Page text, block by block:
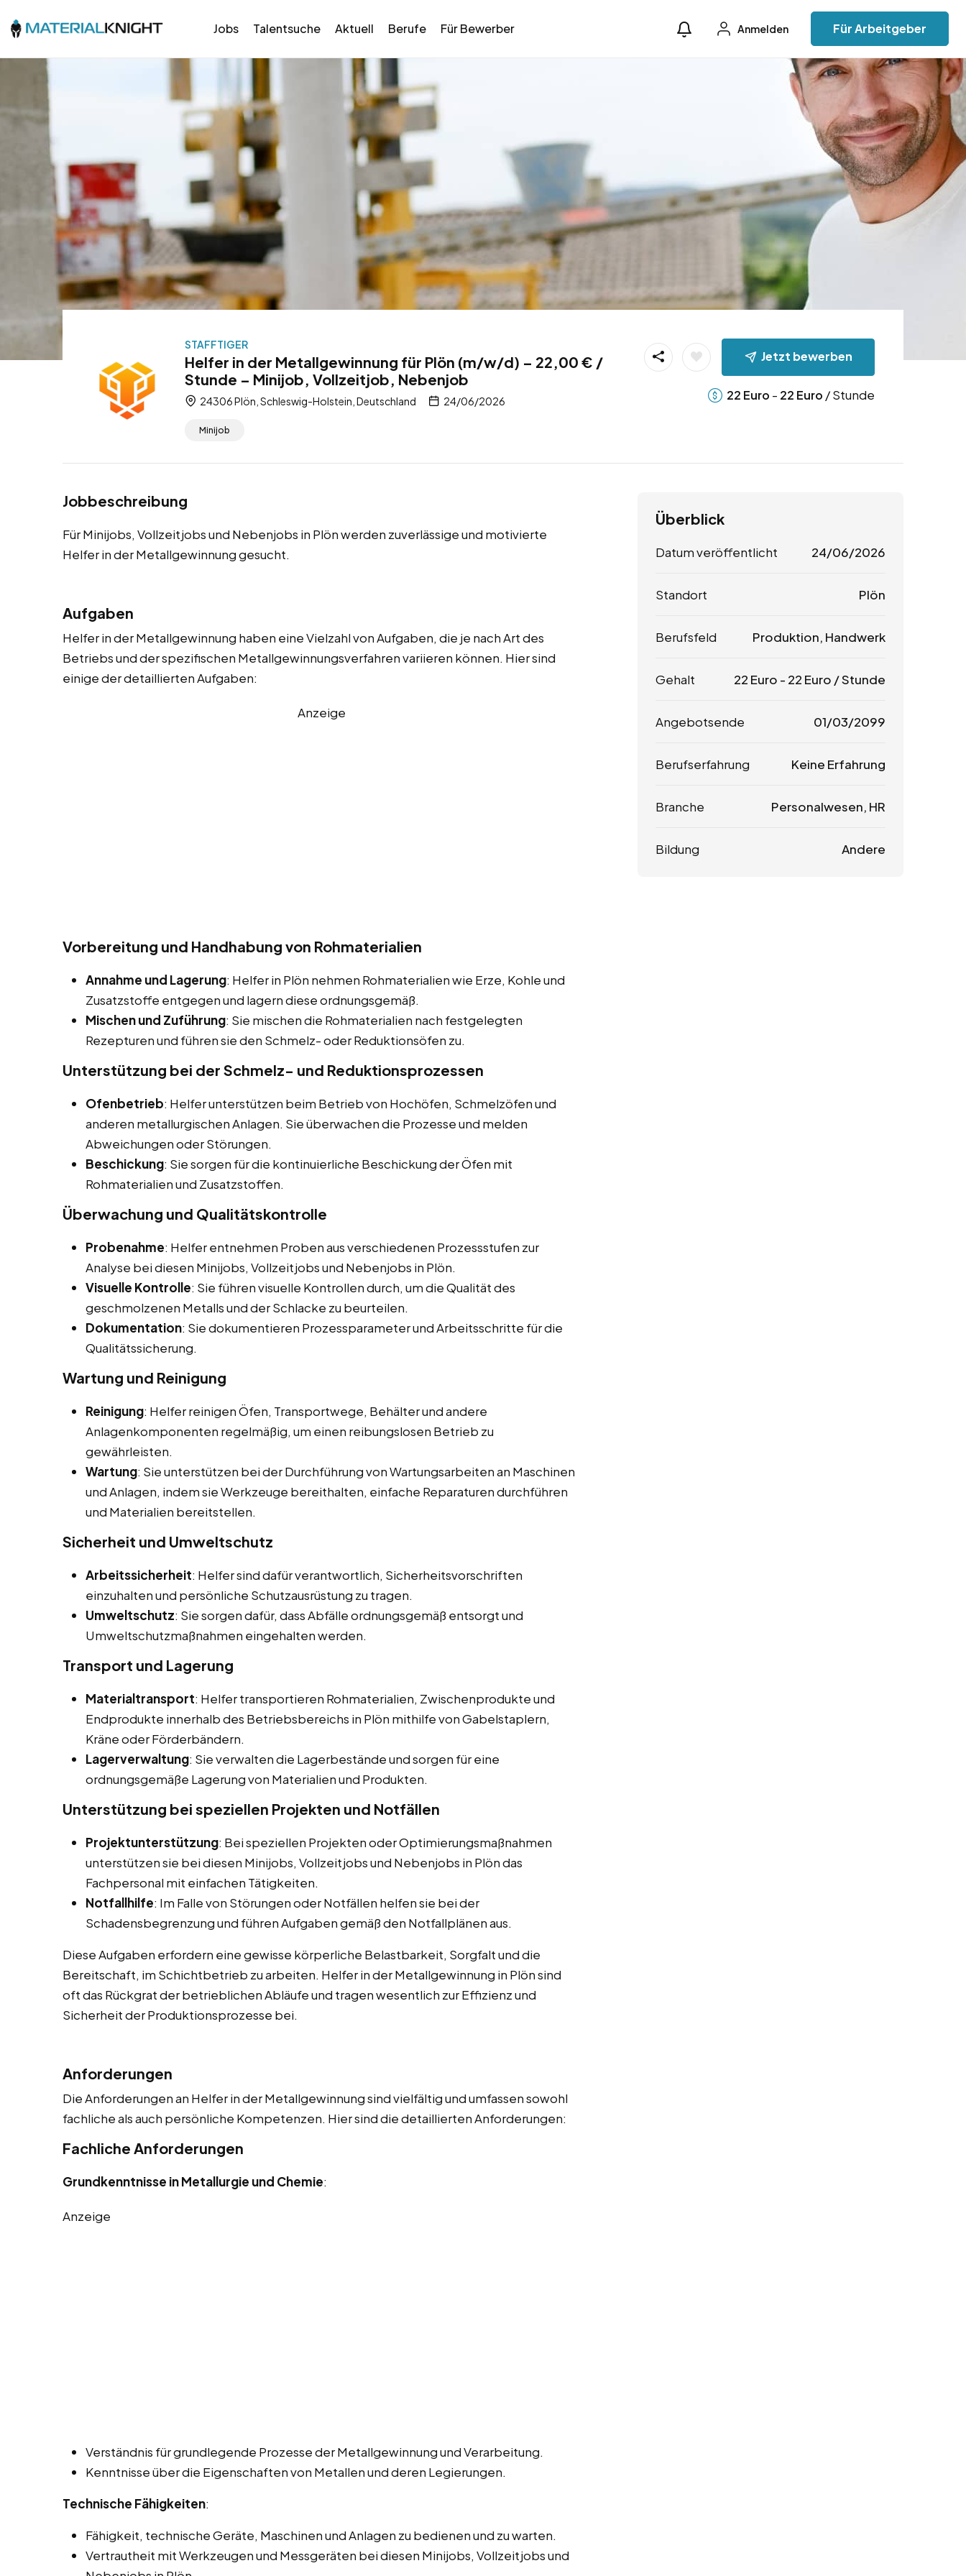
Jobs Talentsuche Aktuell Berufe Für Bewerber Anmelden Für Arbeitgeber
STAFFTIGER
Helfer in der Metallgewinnung für Plön (m/w/d) – 22,00 € /
Stunde – Minijob, Vollzeitjob, Nebenjob
24306 Plön, Schleswig-Holstein, Deutschland 24/06/2026
Minijob
Jetzt bewerben
22 Euro - 22 Euro / Stunde
Jobbeschreibung
Für Minijobs, Vollzeitjobs und Nebenjobs in Plön werden zuverlässige und motivierte
Helfer in der Metallgewinnung gesucht.
Aufgaben
Helfer in der Metallgewinnung haben eine Vielzahl von Aufgaben, die je nach Art des
Betriebs und der spezifischen Metallgewinnungsverfahren variieren können. Hier sind
einige der detaillierten Aufgaben:
Anzeige
Vorbereitung und Handhabung von Rohmaterialien
Annahme und Lagerung: Helfer in Plön nehmen Rohmaterialien wie Erze, Kohle und
Zusatzstoffe entgegen und lagern diese ordnungsgemäß.
Mischen und Zuführung: Sie mischen die Rohmaterialien nach festgelegten
Rezepturen und führen sie den Schmelz- oder Reduktionsöfen zu.
Unterstützung bei der Schmelz- und Reduktionsprozessen
Ofenbetrieb: Helfer unterstützen beim Betrieb von Hochöfen, Schmelzöfen und
anderen metallurgischen Anlagen. Sie überwachen die Prozesse und melden
Abweichungen oder Störungen.
Beschickung: Sie sorgen für die kontinuierliche Beschickung der Öfen mit
Rohmaterialien und Zusatzstoffen.
Überwachung und Qualitätskontrolle
Probenahme: Helfer entnehmen Proben aus verschiedenen Prozessstufen zur
Analyse bei diesen Minijobs, Vollzeitjobs und Nebenjobs in Plön.
Visuelle Kontrolle: Sie führen visuelle Kontrollen durch, um die Qualität des
geschmolzenen Metalls und der Schlacke zu beurteilen.
Dokumentation: Sie dokumentieren Prozessparameter und Arbeitsschritte für die
Qualitätssicherung.
Wartung und Reinigung
Reinigung: Helfer reinigen Öfen, Transportwege, Behälter und andere
Anlagenkomponenten regelmäßig, um einen reibungslosen Betrieb zu
gewährleisten.
Wartung: Sie unterstützen bei der Durchführung von Wartungsarbeiten an Maschinen
und Anlagen, indem sie Werkzeuge bereithalten, einfache Reparaturen durchführen
und Materialien bereitstellen.
Sicherheit und Umweltschutz
Arbeitssicherheit: Helfer sind dafür verantwortlich, Sicherheitsvorschriften
einzuhalten und persönliche Schutzausrüstung zu tragen.
Umweltschutz: Sie sorgen dafür, dass Abfälle ordnungsgemäß entsorgt und
Umweltschutzmaßnahmen eingehalten werden.
Transport und Lagerung
Materialtransport: Helfer transportieren Rohmaterialien, Zwischenprodukte und
Endprodukte innerhalb des Betriebsbereichs in Plön mithilfe von Gabelstaplern,
Kräne oder Förderbändern.
Lagerverwaltung: Sie verwalten die Lagerbestände und sorgen für eine
ordnungsgemäße Lagerung von Materialien und Produkten.
Unterstützung bei speziellen Projekten und Notfällen
Projektunterstützung: Bei speziellen Projekten oder Optimierungsmaßnahmen
unterstützen sie bei diesen Minijobs, Vollzeitjobs und Nebenjobs in Plön das
Fachpersonal mit einfachen Tätigkeiten.
Notfallhilfe: Im Falle von Störungen oder Notfällen helfen sie bei der
Schadensbegrenzung und führen Aufgaben gemäß den Notfallplänen aus.
Diese Aufgaben erfordern eine gewisse körperliche Belastbarkeit, Sorgfalt und die
Bereitschaft, im Schichtbetrieb zu arbeiten. Helfer in der Metallgewinnung in Plön sind
oft das Rückgrat der betrieblichen Abläufe und tragen wesentlich zur Effizienz und
Sicherheit der Produktionsprozesse bei.
Anforderungen
Die Anforderungen an Helfer in der Metallgewinnung sind vielfältig und umfassen sowohl
fachliche als auch persönliche Kompetenzen. Hier sind die detaillierten Anforderungen:
Fachliche Anforderungen
Grundkenntnisse in Metallurgie und Chemie:
Anzeige
Verständnis für grundlegende Prozesse der Metallgewinnung und Verarbeitung.
Kenntnisse über die Eigenschaften von Metallen und deren Legierungen.
Technische Fähigkeiten:
Fähigkeit, technische Geräte, Maschinen und Anlagen zu bedienen und zu warten.
Vertrautheit mit Werkzeugen und Messgeräten bei diesen Minijobs, Vollzeitjobs und
Überblick
Datum veröffentlicht 24/06/2026
Standort Plön
Berufsfeld Produktion, Handwerk
Gehalt 22 Euro - 22 Euro / Stunde
Angebotsende 01/03/2099
Berufserfahrung Keine Erfahrung
Branche Personalwesen, HR
Bildung Andere